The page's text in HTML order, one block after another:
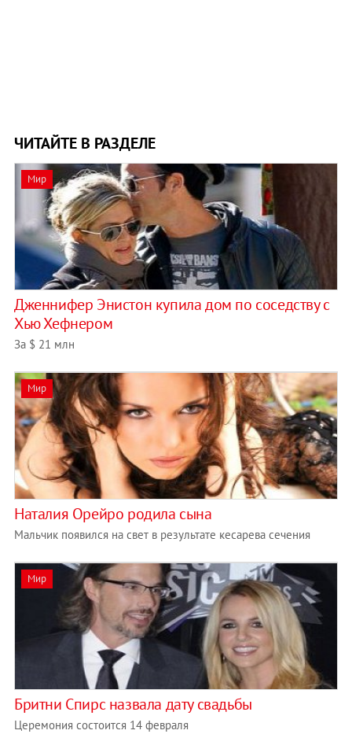
ЧИТАЙТЕ В РАЗДЕЛЕ
Мир
Дженнифер Энистон купила дом по соседству с
Хью Хефнером
За $ 21 млн
Мир
Наталия Орейро родила сына
Мальчик появился на свет в результате кесарева сечения
Мир
Бритни Спирс назвала дату свадьбы
Церемония состоится 14 февраля